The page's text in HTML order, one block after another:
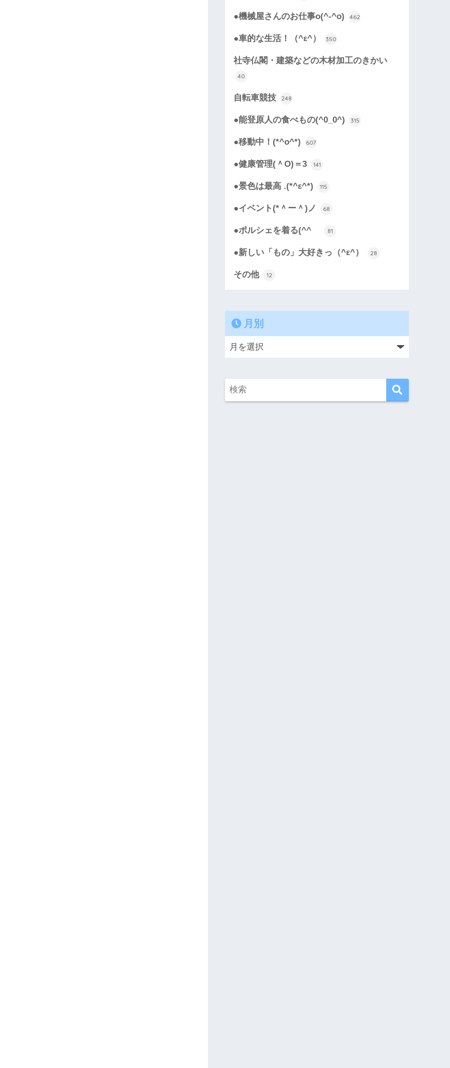
●機械屋さんのお仕事o(^-^o) 462
●車的な生活！（^ε^） 350
社寺仏閣・建築などの木材加工のきかい
40
自転車競技 248
●能登原人の食べもの(^0_0^) 315
●移動中！(*^o^*) 607
●健康管理(＾O)＝3 141
●景色は最高 .(*^ε^*) 115
●イベント(*＾ー＾)ノ 68
●ポルシェを着る(^^ゞ 81
●新しい「もの」大好きっ（^ε^） 28
その他 12
月別